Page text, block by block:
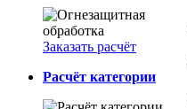
Заказать расчёт
Расчёт категории